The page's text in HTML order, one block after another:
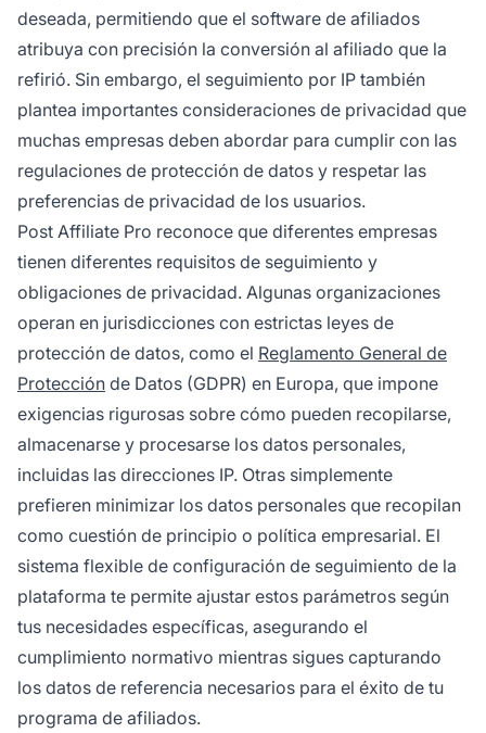
deseada, permitiendo que el software de afiliados
atribuya con precisión la conversión al afiliado que la
refirió. Sin embargo, el seguimiento por IP también
plantea importantes consideraciones de privacidad que
muchas empresas deben abordar para cumplir con las
regulaciones de protección de datos y respetar las
preferencias de privacidad de los usuarios.
Post Affiliate Pro reconoce que diferentes empresas
tienen diferentes requisitos de seguimiento y
obligaciones de privacidad. Algunas organizaciones
operan en jurisdicciones con estrictas leyes de
protección de datos, como el Reglamento General de
Protección de Datos (GDPR) en Europa, que impone
exigencias rigurosas sobre cómo pueden recopilarse,
almacenarse y procesarse los datos personales,
incluidas las direcciones IP. Otras simplemente
prefieren minimizar los datos personales que recopilan
como cuestión de principio o política empresarial. El
sistema flexible de configuración de seguimiento de la
plataforma te permite ajustar estos parámetros según
tus necesidades específicas, asegurando el
cumplimiento normativo mientras sigues capturando
los datos de referencia necesarios para el éxito de tu
programa de afiliados.